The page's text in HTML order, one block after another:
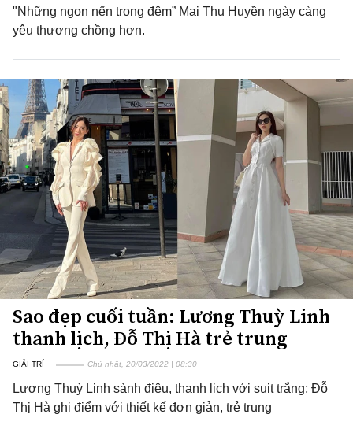
"Những ngọn nến trong đêm” Mai Thu Huyền ngày càng
yêu thương chồng hơn.
Sao đẹp cuối tuần: Lương Thuỳ Linh
thanh lịch, Đỗ Thị Hà trẻ trung
GIẢI TRÍ Chủ nhật, 20/03/2022 | 08:30
Lương Thuỳ Linh sành điệu, thanh lịch với suit trắng; Đỗ
Thị Hà ghi điểm với thiết kế đơn giản, trẻ trung